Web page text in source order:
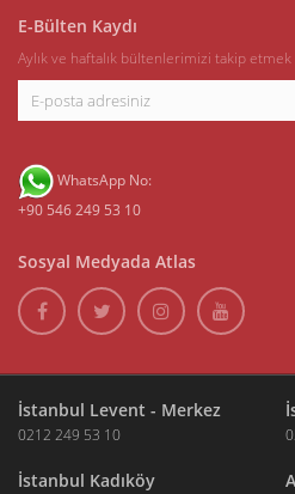
E-Bülten Kaydı
Aylık ve haftalık bültenlerimizi takip etmek
WhatsApp No:
+90 546 249 53 10
Sosyal Medyada Atlas
İstanbul Levent - Merkez
0212 249 53 10
İstanbul Kadıköy